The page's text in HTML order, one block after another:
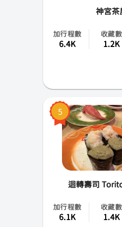
佐賀
神宮茶
加行程數
6.4K
收藏數
1.2K
5
迴轉壽司
加行程數
6.1K
收藏數
1.4K